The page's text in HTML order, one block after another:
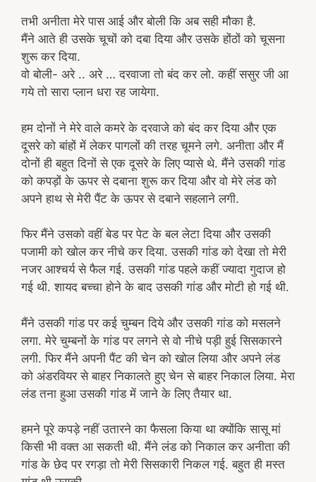
तभी अनीता मेरे पास आई और बोली कि अब सही मौका है.
मैंने आते ही उसके चूचों को दबा दिया और उसके होंठों को चूसना
शुरू कर दिया.
वो बोली- अरे .. अरे … दरवाजा तो बंद कर लो. कहीं ससुर जी आ
गये तो सारा प्लान धरा रह जायेगा.
हम दोनों ने मेरे वाले कमरे के दरवाजे को बंद कर दिया और एक
दूसरे को बांहों में लेकर पागलों की तरह चूमने लगे. अनीता और मैं
दोनों ही बहुत दिनों से एक दूसरे के लिए प्यासे थे. मैंने उसकी गांड
को कपड़ों के ऊपर से दबाना शुरू कर दिया और वो मेरे लंड को
अपने हाथ से मेरी पैंट के ऊपर से दबाने सहलाने लगी.
फिर मैंने उसको वहीं बेड पर पेट के बल लेटा दिया और उसकी
पजामी को खोल कर नीचे कर दिया. उसकी गांड को देखा तो मेरी
नजर आश्चर्य से फैल गई. उसकी गांड पहले कहीं ज्यादा गुदाज हो
गई थी. शायद बच्चा होने के बाद उसकी गांड और मोटी हो गई थी.
मैंने उसकी गांड पर कई चुम्बन दिये और उसकी गांड को मसलने
लगा. मेरे चुम्बनों के गांड पर लगने से वो नीचे पड़ी हुई सिसकारने
लगी. फिर मैंने अपनी पैंट की चेन को खोल लिया और अपने लंड
को अंडरवियर से बाहर निकालते हुए चेन से बाहर निकाल लिया. मेरा
लंड तना हुआ उसकी गांड में जाने के लिए तैयार था.
हमने पूरे कपड़े नहीं उतारने का फैसला किया था क्योंकि सासू मां
किसी भी वक्त आ सकती थी. मैंने लंड को निकाल कर अनीता की
गांड के छेद पर रगड़ा तो मेरी सिसकारी निकल गई. बहुत ही मस्त